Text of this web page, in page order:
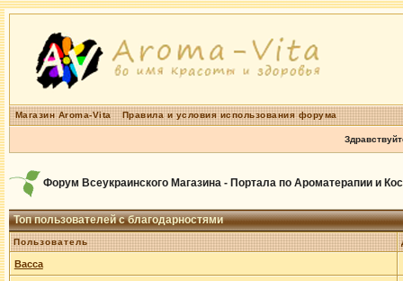
Магазин Aroma-Vita Правила и условия использования форума
Форум Всеукраинского Магазина - Портала по Ароматерапии и
Топ пользователей с благодарностями
Пользователь
Васса